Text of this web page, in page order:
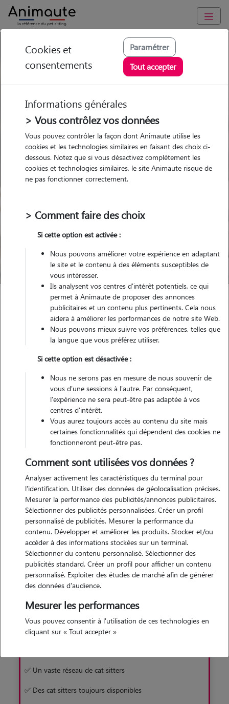
Pension Chat Nord (59)
Ou l'alternative Animaute
chez le Pet Sitter
chez le Pet Sitter
Promenades
Visites
Promenades
Visites
Ville
Pour quel animal ?
Trouver mon Pet Sitter
Garde d'animaux Pension Chat Nord (59)
Trouvez votre hôtel ou pension
pour chat dans le Nord (59)
Testez Animaute pour la garde de votre
chat
Grâce à son vaste réseau de cat sitters, Animaute vous permet
de trouver rapidement et facilement un gardien pour votre
Je découvre
Pourquoi préférer Animaute à la pension
Avec Animaute
✅ Garde familiale sans box
✅ Un vaste réseau de cat sitters
✅ Des cat sitters toujours disponibles
Cookies et
consentements
Paramétrer
Tout accepter
Informations générales
> Vous contrôlez vos données
Vous pouvez contrôler la façon dont Animaute utilise les
cookies et les technologies similaires en faisant des choix ci-
dessous. Notez que si vous désactivez complètement les
cookies et technologies similaires, le site Animaute risque de
ne pas fonctionner correctement.
> Comment faire des choix
Si cette option est activée :
Nous pouvons améliorer votre expérience en adaptant
le site et le contenu à des éléments susceptibles de
vous intéresser.
Ils analysent vos centres d'intérêt potentiels, ce qui
permet à Animaute de proposer des annonces
publicitaires et un contenu plus pertinents. Cela nous
aidera à améliorer les performances de notre site Web.
Nous pouvons mieux suivre vos préférences, telles que
la langue que vous préférez utiliser.
Si cette option est désactivée :
Nous ne serons pas en mesure de nous souvenir de
vous d'une sessions à l'autre. Par conséquent,
l'expérience ne sera peut-être pas adaptée à vos
centres d'intérêt.
Vous aurez toujours accès au contenu du site mais
certaines fonctionnalités qui dépendent des cookies ne
fonctionneront peut-être pas.
Comment sont utilisées vos données ?
Analyser activement les caractéristiques du terminal pour
l'identification. Utiliser des données de géolocalisation précises.
Mesurer la performance des publicités/annonces publicitaires.
Sélectionner des publicités personnalisées. Créer un profil
personnalisé de publicités. Mesurer la performance du
contenu. Développer et améliorer les produits. Stocker et/ou
accéder à des informations stockées sur un terminal.
Sélectionner du contenu personnalisé. Sélectionner des
publicités standard. Créer un profil pour afficher un contenu
personnalisé. Exploiter des études de marché afin de générer
des données d'audience.
Mesurer les performances
Vous pouvez consentir à l'utilisation de ces technologies en
cliquant sur « Tout accepter »